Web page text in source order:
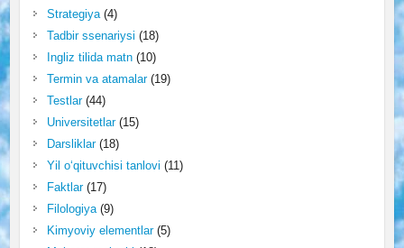
Strategiya(4)
Tadbir ssenariysi (18)
Ingliz tilida matn(10)
Termin va atamalar(19)
Testlar(44)
Universitetlar(15)
Darsliklar(18)
Yil o‘qituvchisi tanlovi (11)
Faktlar(17)
Filologiya(9)
Kimyoviy elementlar(5)